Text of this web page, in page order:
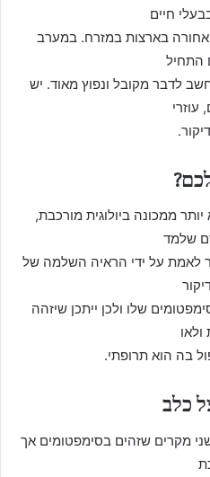
חיים
סביבות ה5000 שנה אחורה בארצות במזרח. במערב
התחיל
לדבר מקובל ונפוץ מאוד. יש
עוזרי
ממכונה ביולוגית מורכבת,
שלמד
לאמת על ידי הראיה השלמה של
שלו ולכן ייתכן שיזהה
בה הוא תרופתי.
כלב
שני מקרים שזהים בסימפטומים אך